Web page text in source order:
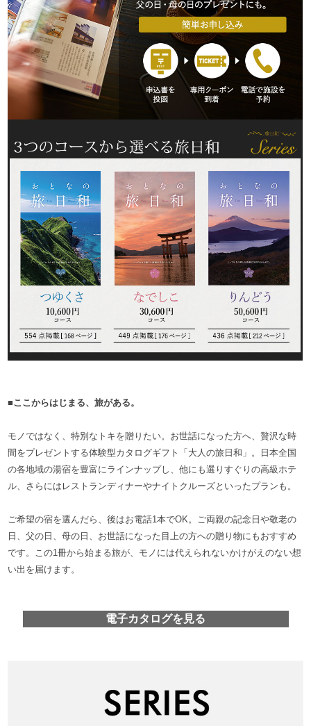
■ここからはじまる、旅がある。
モノではなく、特別なトキを贈りたい。お世話になった方へ、贅沢な時
間をプレゼントする体験型カタログギフト「大人の旅日和」。日本全国
の各地域の湯宿を豊富にラインナップし、他にも選りすぐりの高級ホテ
ル、さらにはレストランディナーやナイトクルーズといったプランも。
ご希望の宿を選んだら、後はお電話1本でOK。ご両親の記念日や敬老の
日、父の日、母の日、お世話になった目上の方への贈り物にもおすすめ
です。この1冊から始まる旅が、モノには代えられないかけがえのない想
い出を届けます。
電子カタログを見る